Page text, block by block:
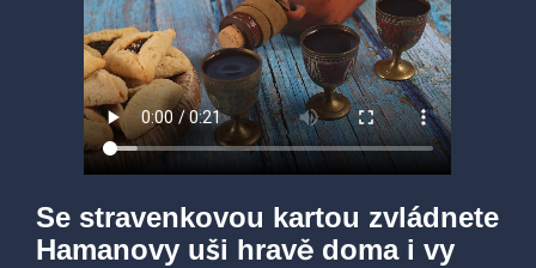
Se stravenkovou kartou zvládnete
Hamanovy uši hravě doma i vy